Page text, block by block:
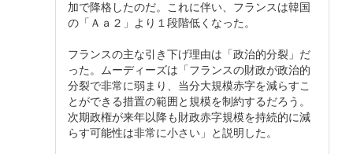
加で降格したのだ。これに伴い、フランスは韓国
の「Ａａ２」より１段階低くなった。
フランスの主な引き下げ理由は「政治的分裂」だ
った。ムーディーズは「フランスの財政が政治的
分裂で非常に弱まり、当分大規模赤字を減らすこ
とができる措置の範囲と規模を制約するだろう。
次期政権が来年以降も財政赤字規模を持続的に減
らす可能性は非常に小さい」と説明した。